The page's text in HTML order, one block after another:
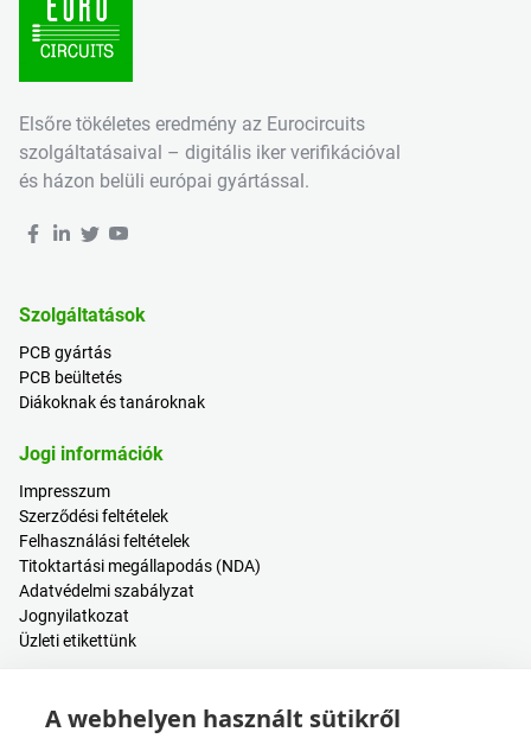
Elsőre tökéletes eredmény az Eurocircuits
szolgáltatásaival – digitális iker verifikációval
és házon belüli európai gyártással.
Szolgáltatások
PCB gyártás
PCB beültetés
Diákoknak és tanároknak
Jogi információk
Impresszum
Szerződési feltételek
Felhasználási feltételek
Titoktartási megállapodás (NDA)
Adatvédelmi szabályzat
Jognyilatkozat
Üzleti etikettünk
Árkalkulátor
A webhelyen használt sütikről